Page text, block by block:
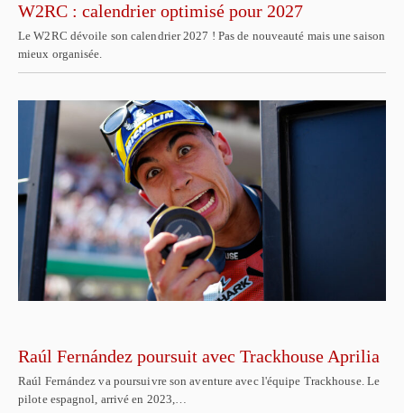
W2RC : calendrier optimisé pour 2027
Le W2RC dévoile son calendrier 2027 ! Pas de nouveauté mais une saison
mieux organisée.
Raúl Fernández poursuit avec Trackhouse Aprilia
Raúl Fernández va poursuivre son aventure avec l'équipe Trackhouse. Le
pilote espagnol, arrivé en 2023,…